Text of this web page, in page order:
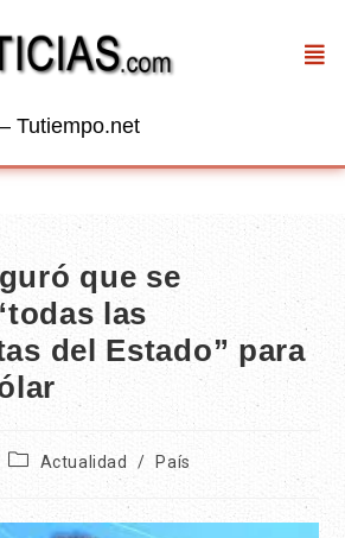
Tutiempo.net
que se
las
del Estado” para
Actualidad / País